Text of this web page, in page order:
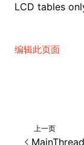
LCD tables
编辑此页面
上一页
MainThread